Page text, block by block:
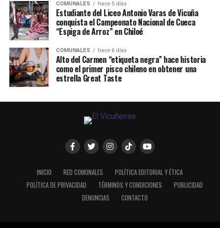
COMUNALES hace 5 días
Estudiante del Liceo Antonio Varas de Vicuña
conquista el Campeonato Nacional de Cueca
“Espiga de Arroz” en Chiloé
COMUNALES hace 6 días
Alto del Carmen “etiqueta negra” hace historia
como el primer pisco chileno en obtener una
estrella Great Taste
INICIO RED COMUNALES
POLÍTICA EDITORIAL Y ÉTICA
POLÍTICA DE PRIVACIDAD
TÉRMINOS Y CONDICIONES
PUBLICIDAD
DENUNCIAS
CONTACTO